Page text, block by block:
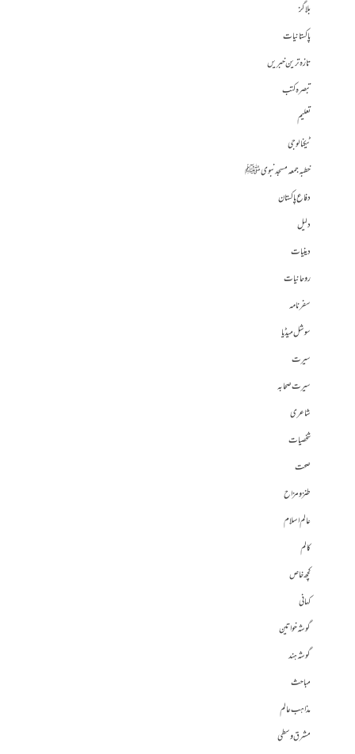
بلاگز
پاکستانیات
تازہ ترین خبریں
تبصرہ کتب
تعلیم
ٹیکنالوجی
خطبہ جمعہ مسجد نبوی ﷺ
دفاع پاکستان
دلیل
دینیات
روحانیات
سفرنامہ
سوشل میڈیا
سیرت
سیرت صحابہ
شاعری
شخصیات
صحت
طنز و مزاح
عالم اسلام
کالم
کچھ خاص
کہانی
گوشہ خواتین
گوشہ ہند
مباحث
مذاہب عالم
مشرق وسطی